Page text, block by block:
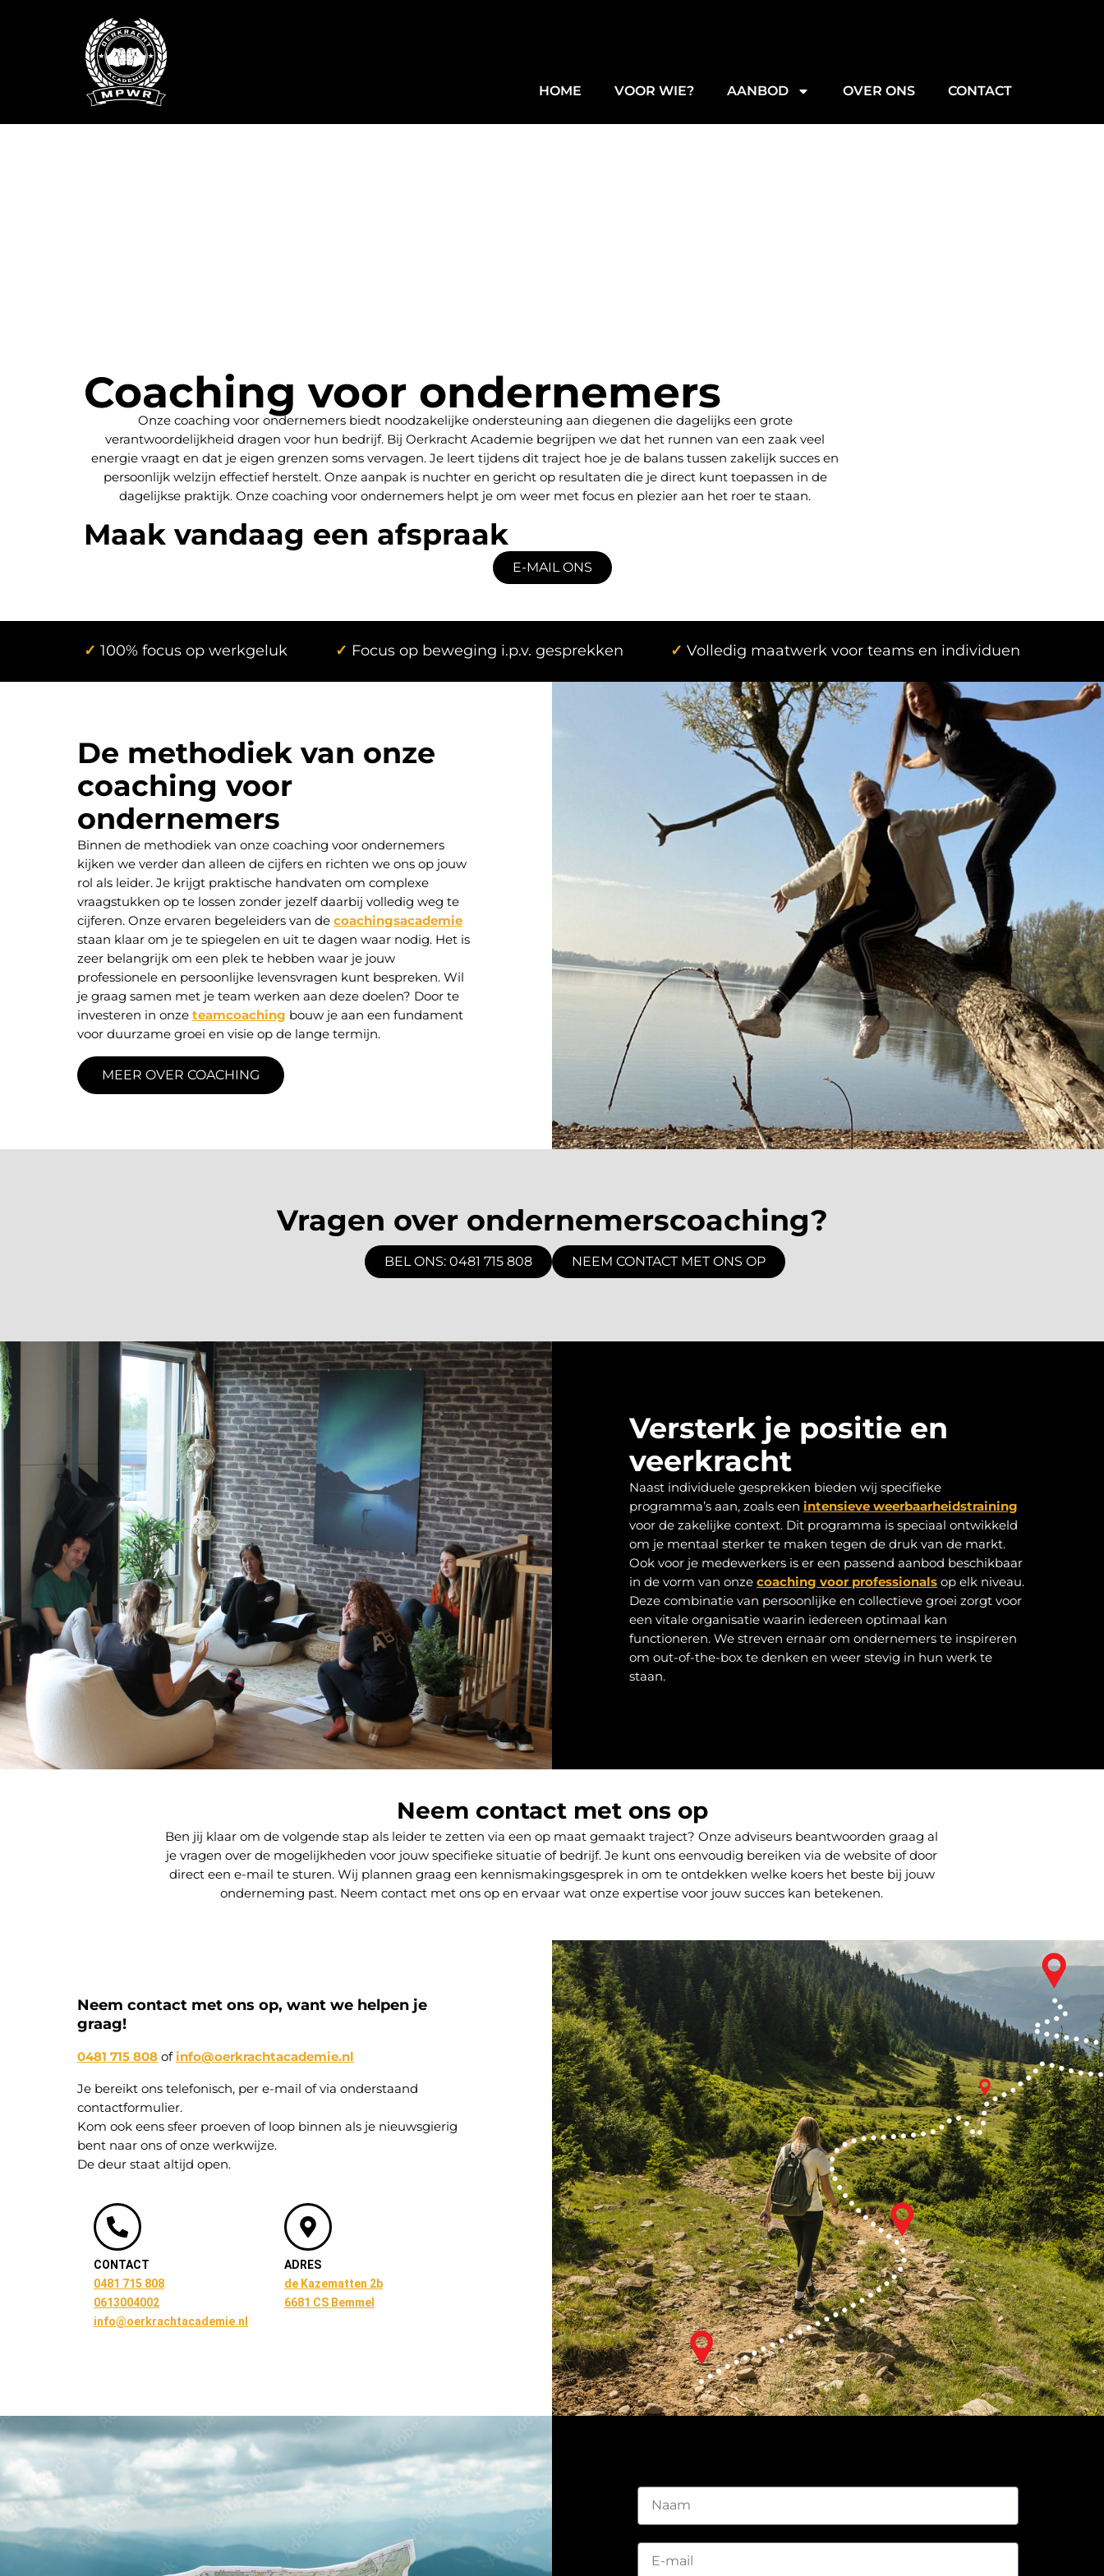
HOME VOOR WIE? AANBOD OVER ONS CONTACT
Coaching voor ondernemers
Onze coaching voor ondernemers biedt noodzakelijke ondersteuning aan diegenen die dagelijks een grote
verantwoordelijkheid dragen voor hun bedrijf. Bij Oerkracht Academie begrijpen we dat het runnen van een zaak veel
energie vraagt en dat je eigen grenzen soms vervagen. Je leert tijdens dit traject hoe je de balans tussen zakelijk succes en
persoonlijk welzijn effectief herstelt. Onze aanpak is nuchter en gericht op resultaten die je direct kunt toepassen in de
dagelijkse praktijk. Onze coaching voor ondernemers helpt je om weer met focus en plezier aan het roer te staan.
Maak vandaag een afspraak
E-MAIL ONS
✓ 100% focus op werkgeluk ✓ Focus op beweging i.p.v. gesprekken ✓ Volledig maatwerk voor teams en individuen
De methodiek van onze
coaching voor
ondernemers
Binnen de methodiek van onze coaching voor ondernemers
kijken we verder dan alleen de cijfers en richten we ons op jouw
rol als leider. Je krijgt praktische handvaten om complexe
vraagstukken op te lossen zonder jezelf daarbij volledig weg te
cijferen. Onze ervaren begeleiders van decoachingsacademie
staan klaar om je te spiegelen en uit te dagen waar nodig. Het is
zeer belangrijk om een plek te hebben waar je jouw
professionele en persoonlijke levensvragen kunt bespreken. Wil
je graag samen met je team werken aan deze doelen? Door te
investeren in onzeteamcoaching bouw je aan een fundament
voor duurzame groei en visie op de lange termijn.
MEER OVER COACHING
Vragen over ondernemerscoaching?
BEL ONS: 0481 715 808 NEEM CONTACT MET ONS OP
Versterk je positie en
veerkracht
Naast individuele gesprekken bieden wij specifieke
programma’s aan, zoals eenintensieve weerbaarheidstraining
voor de zakelijke context. Dit programma is speciaal ontwikkeld
om je mentaal sterker te maken tegen de druk van de markt.
Ook voor je medewerkers is er een passend aanbod beschikbaar
in de vorm van onzecoaching voor professionals op elk niveau.
Deze combinatie van persoonlijke en collectieve groei zorgt voor
een vitale organisatie waarin iedereen optimaal kan
functioneren. We streven ernaar om ondernemers te inspireren
om out-of-the-box te denken en weer stevig in hun werk te
staan.
Neem contact met ons op
Ben jij klaar om de volgende stap als leider te zetten via een op maat gemaakt traject? Onze adviseurs beantwoorden graag al
je vragen over de mogelijkheden voor jouw specifieke situatie of bedrijf. Je kunt ons eenvoudig bereiken via de website of door
direct een e-mail te sturen. Wij plannen graag een kennismakingsgesprek in om te ontdekken welke koers het beste bij jouw
onderneming past. Neem contact met ons op en ervaar wat onze expertise voor jouw succes kan betekenen.
Neem contact met ons op, want we helpen je
graag!​
0481 715 808 ofinfo@oerkrachtacademie.nl
Je bereikt ons telefonisch, per e-mail of via onderstaand
contactformulier.
Kom ook eens sfeer proeven of loop binnen als je nieuwsgierig
bent naar ons of onze werkwijze.
De deur staat altijd open.
CONTACT
0481 715 808
0613004002
info@oerkrachtacademie.nl
ADRES
de Kazematten 2b
6681 CS Bemmel